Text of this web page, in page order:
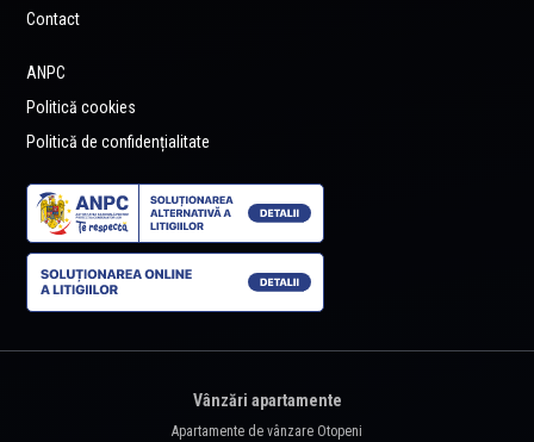
Contact
ANPC
Politică cookies
Politică de confidențialitate
Vânzări apartamente
Apartamente de vânzare Otopeni